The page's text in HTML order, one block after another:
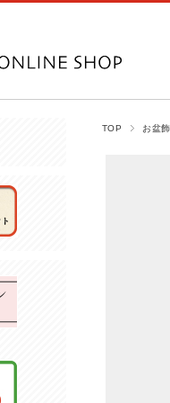
TOP お盆